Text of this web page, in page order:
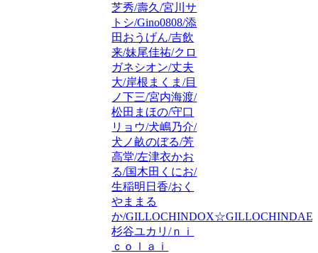
芝秀/壽久/宮川サ
トシ/Gino0808/添
田おうげん/吉飲
来/妹尾佳祐/クロ
ガネシオン/丈夫
大/岸根まくま/目
ノ下三/宮内海渡/
松田まほの/守口
リョウ/犬嶋乃介/
犬ノ畝のぼる/芳
高堂/左津衣かお
る/国木田くにお/
生稲明日香/おく
やままる
か/GILLOCHINDOX☆GILLOCHINDAE/
杉谷ユカリ/ｎｉ
ｃｏｌａｉ